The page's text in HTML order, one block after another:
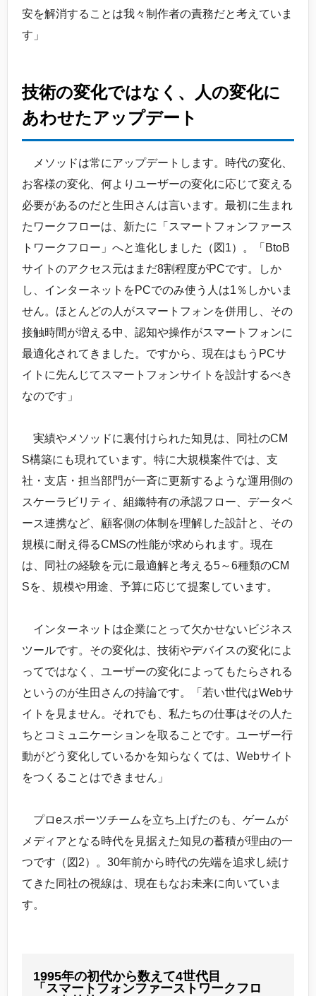
安を解消することは我々制作者の責務だと考えていま
す」
技術の変化ではなく、人の変化に
あわせたアップデート
メソッドは常にアップデートします。時代の変化、
お客様の変化、何よりユーザーの変化に応じて変える
必要があるのだと生田さんは言います。最初に生まれ
たワークフローは、新たに「スマートフォンファース
トワークフロー」へと進化しました（図1）。「BtoB
サイトのアクセス元はまだ8割程度がPCです。しか
し、インターネットをPCでのみ使う人は1％しかいま
せん。ほとんどの人がスマートフォンを併用し、その
接触時間が増える中、認知や操作がスマートフォンに
最適化されてきました。ですから、現在はもうPCサ
イトに先んじてスマートフォンサイトを設計するべき
なのです」
実績やメソッドに裏付けられた知見は、同社のCM
S構築にも現れています。特に大規模案件では、支
社・支店・担当部門が一斉に更新するような運用側の
スケーラビリティ、組織特有の承認フロー、データベ
ース連携など、顧客側の体制を理解した設計と、その
規模に耐え得るCMSの性能が求められます。現在
は、同社の経験を元に最適解と考える5～6種類のCM
Sを、規模や用途、予算に応じて提案しています。
インターネットは企業にとって欠かせないビジネス
ツールです。その変化は、技術やデバイスの変化によ
ってではなく、ユーザーの変化によってもたらされる
というのが生田さんの持論です。「若い世代はWebサ
イトを見ません。それでも、私たちの仕事はその人た
ちとコミュニケーションを取ることです。ユーザー行
動がどう変化しているかを知らなくては、Webサイト
をつくることはできません」
プロeスポーツチームを立ち上げたのも、ゲームが
メディアとなる時代を見据えた知見の蓄積が理由の一
つです（図2）。30年前から時代の先端を追求し続け
てきた同社の視線は、現在もなお未来に向いていま
す。
1995年の初代から数えて4世代目
「スマートフォンファーストワークフロ